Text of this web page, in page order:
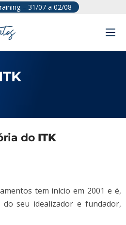
– 31/07 a 02/08
do ITK
tem início em 2001 e é,
seu idealizador e fundador,